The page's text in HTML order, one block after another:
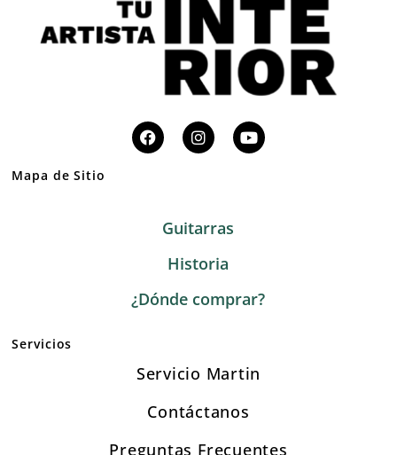
Mapa de Sitio
Guitarras
Historia
¿Dónde comprar?
Servicios
Servicio Martin
Contáctanos
Preguntas Frecuentes